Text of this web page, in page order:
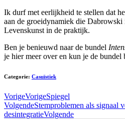
Ik durf met eerlijkheid te stellen dat
aan de groeidynamiek die
Levenskunst in de praktijk.
Ben je benieuwd naar de bundel
je hier meer over en kun je de bundel
Categorie: Casuïstiek
VorigeVorigeSpiegel
VolgendeStemproblemen als signaal
desintegratieVolgende